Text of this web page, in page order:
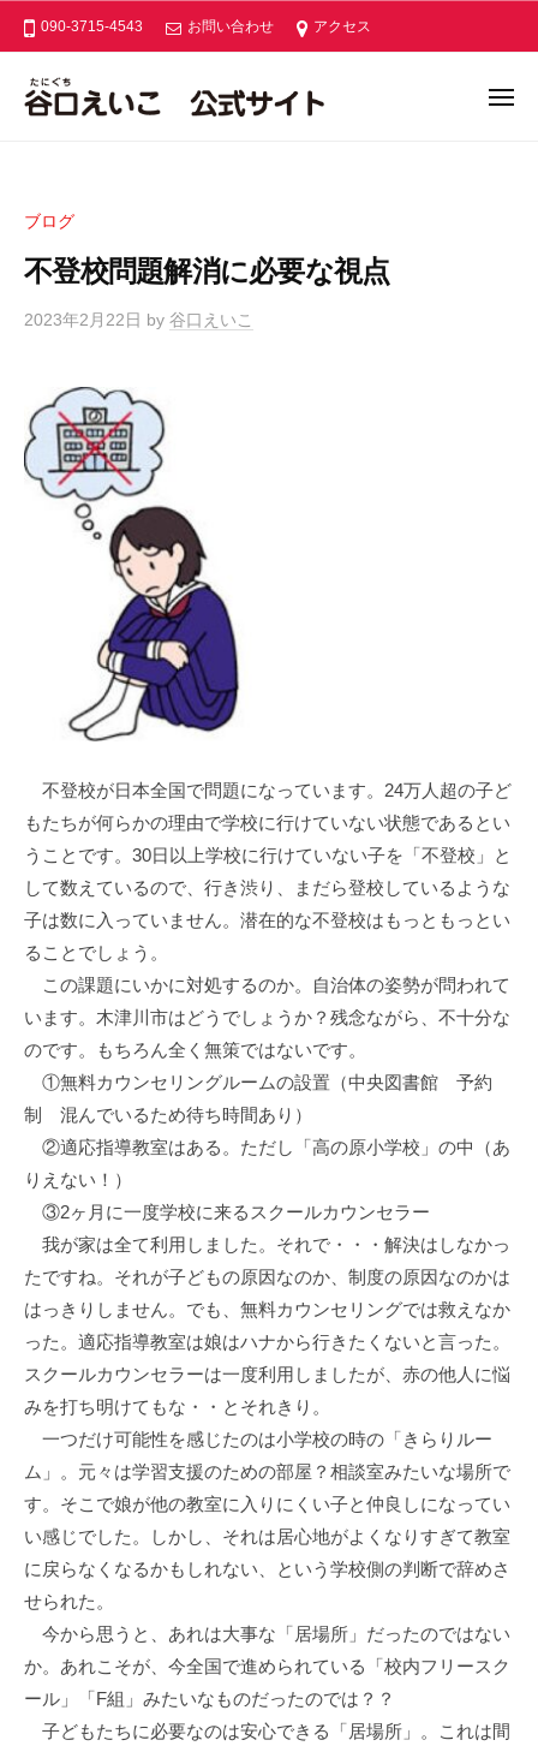
ン
090-3715-4543 お問い合わせ アクセス
い
こ
イ
ト
と
つ
く
る
た
か
な
メ
ブログ
不登校問題解消に必要な視点
2023年2月22日 by 谷口えいこ
不登校が日本全国で問題になっています。24万人超の子ど
もたちが何らかの理由で学校に行けていない状態であるとい
うことです。30日以上学校に行けていない子を「不登校」と
して数えているので、行き渋り、まだら登校しているような
子は数に入っていません。潜在的な不登校はもっともっとい
ることでしょう。
この課題にいかに対処するのか。自治体の姿勢が問われて
います。木津川市はどうでしょうか？残念ながら、不十分な
のです。もちろん全く無策ではないです。
①無料カウンセリングルームの設置（中央図書館 予約
制 混んでいるため待ち時間あり）
②適応指導教室はある。ただし「高の原小学校」の中（あ
りえない！）
③2ヶ月に一度学校に来るスクールカウンセラー
我が家は全て利用しました。それで・・・解決はしなかっ
たですね。それが子どもの原因なのか、制度の原因なのかは
はっきりしません。でも、無料カウンセリングでは救えなか
った。適応指導教室は娘はハナから行きたくないと言った。
スクールカウンセラーは一度利用しましたが、赤の他人に悩
みを打ち明けてもな・・とそれきり。
一つだけ可能性を感じたのは小学校の時の「きらりルー
ム」。元々は学習支援のための部屋？相談室みたいな場所で
す。そこで娘が他の教室に入りにくい子と仲良しになってい
い感じでした。しかし、それは居心地がよくなりすぎて教室
に戻らなくなるかもしれない、という学校側の判断で辞めさ
せられた。
今から思うと、あれは大事な「居場所」だったのではない
か。あれこそが、今全国で進められている「校内フリースク
ール」「F組」みたいなものだったのでは？？
子どもたちに必要なのは安心できる「居場所」。これは間
口
え
い
こ
イ